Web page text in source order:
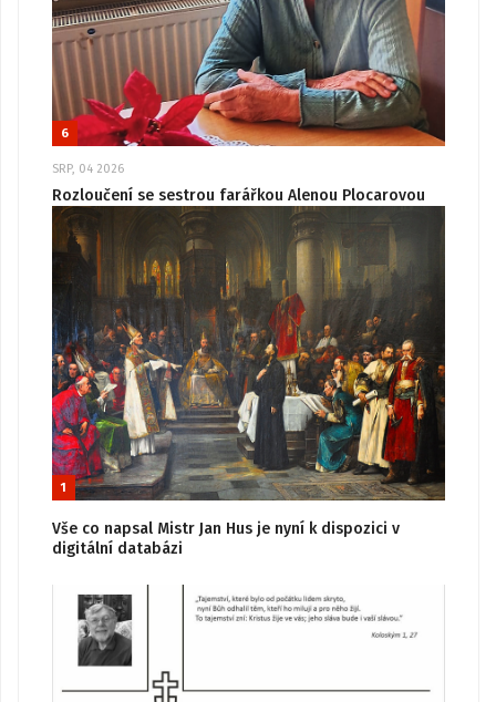
6
SRP, 04 2026
Rozloučení se sestrou farářkou Alenou Plocarovou
1
Vše co napsal Mistr Jan Hus je nyní k dispozici v
digitální databázi